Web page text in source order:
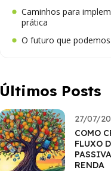
Caminhos para
prática
O futuro que
Últimos Posts
27/07/
COMO
FLUXO
RENDA